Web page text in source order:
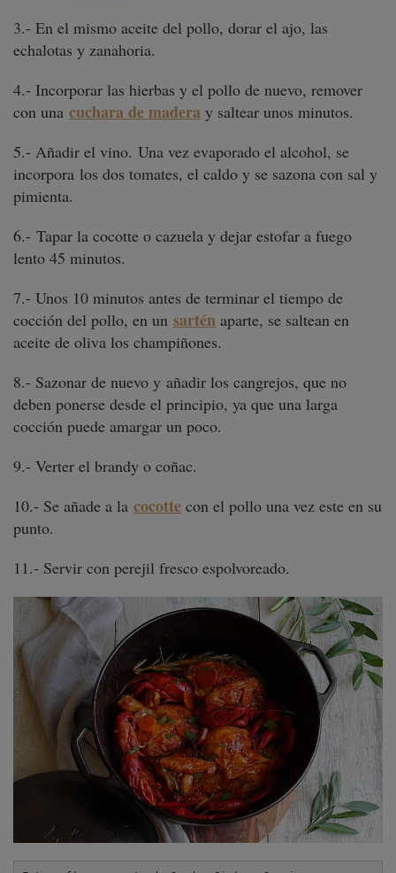
3.- En el mismo aceite del pollo, dorar el ajo, las
echalotas y zanahoria.
4.- Incorporar las hierbas y el pollo de nuevo, remover
con una cuchara de madera y saltear unos minutos.
5.- Añadir el vino. Una vez evaporado el alcohol, se
incorpora los dos tomates, el caldo y se sazona con sal y
pimienta.
6.- Tapar la cocotte o cazuela y dejar estofar a fuego
lento 45 minutos.
7.- Unos 10 minutos antes de terminar el tiempo de
cocción del pollo, en un sartén aparte, se saltean en
aceite de oliva los champiñones.
8.- Sazonar de nuevo y añadir los cangrejos, que no
deben ponerse desde el principio, ya que una larga
cocción puede amargar un poco.
9.- Verter el brandy o coñac.
10.- Se añade a la cocotte con el pollo una vez este en su
punto.
11.- Servir con perejil fresco espolvoreado.